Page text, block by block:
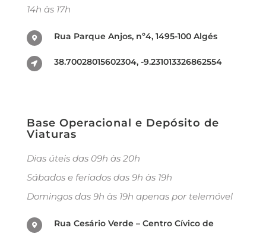
14h às 17h
Rua Parque Anjos, nº4, 1495-100 Algés
38.70028015602304, -9.231013326862554
Base Operacional e Depósito de
Viaturas
Dias úteis das 09h às 20h
Sábados e feriados das 9h às 19h
Domingos das 9h às 19h apenas por telemóvel
Rua Cesário Verde – Centro Cívico de